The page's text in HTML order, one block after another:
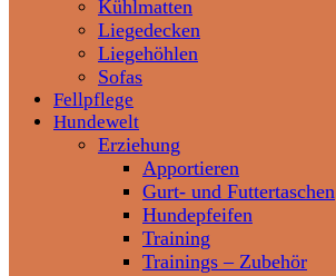
Kühlmatten
Liegedecken
Liegehöhlen
Sofas
Fellpflege
Hundewelt
Erziehung
Apportieren
Gurt- und Futtertaschen
Hundepfeifen
Training
Trainings – Zubehör